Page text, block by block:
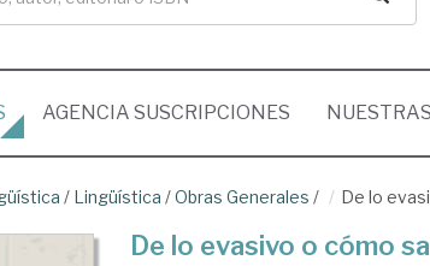
AGENCIA SUSCRIPCIONES NUESTRAS
/ Lingüística /Obras Generales / De lo
De lo evasivo o cómo